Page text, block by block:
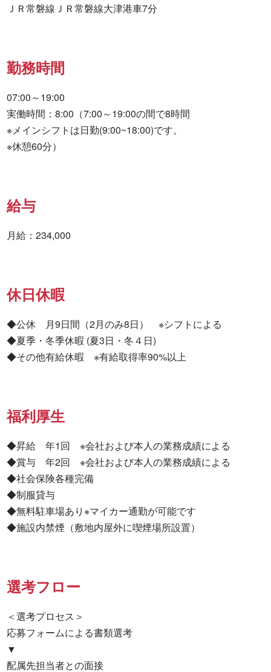
ＪＲ常磐線ＪＲ常磐線大津港車7分
勤務時間
07:00～19:00
実働時間：8:00（7:00～19:00の間で8時間
※メインシフトは日勤(9:00~18:00)です。
※休憩60分）
給与
月給：234,000
休日休暇
◆公休　月9日間（2月のみ8日）　※シフトによる
◆夏季・冬季休暇 (夏3日・冬４日)
◆その他有給休暇　※有給取得率90%以上
福利厚生
◆昇給　年1回　※会社および本人の業務成績による
◆賞与　年2回　※会社および本人の業務成績による
◆社会保険各種完備
◆制服貸与
◆無料駐車場あり※マイカー通勤が可能です
◆施設内禁煙（敷地内屋外に喫煙場所設置）
選考フロー
＜選考プロセス＞
応募フォームによる書類選考
▼
配属先担当者との面接